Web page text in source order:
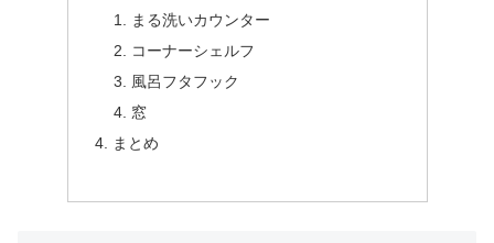
まる洗いカウンター
コーナーシェルフ
風呂フタフック
窓
まとめ